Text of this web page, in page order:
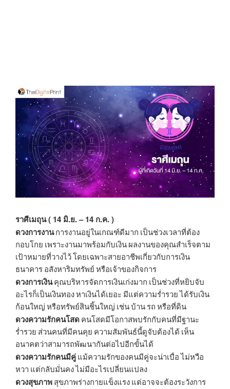
ราศีเมถุน ( 14 มิ.ย. – 14 ก.ค. )
ดวงการงานการงานอยู่ในเกณฑ์ดีมาก เป็นช่วงเวลาที่ต้อง
กอบโกย เพราะงานมาพร้อมกับเงิน ผลงานของคุณสำเร็จตาม
เป้าหมายที่วางไว้ โดยเฉพาะสายอาชีพเกี่ยวกับการเงิน
ธนาคาร อสังหาริมทรัพย์ หรือเจ้าของกิจการ
ดวงการเงินคุณบริหารจัดการเงินเก่งมาก เป็นช่วงที่หยิบจับ
อะไรก็เป็นเงินทอง หาเงินได้เยอะ มีแต่ความร่ำรวย ได้รับเงิน
ก้อนใหญ่ หรือทรัพย์สินชิ้นใหญ่ เช่น บ้าน รถ หรือที่ดิน
ดวงความรักคนโสด คนโสดมีโอกาสพบรักกับคนที่มีฐานะ
ร่ำรวย ส่วนคนที่มีคนคุย ความสัมพันธ์นี้ดูจับต้องได้ เห็น
อนาคตว่าสามารถพัฒนากันต่อไปอีกขั้นได้
ดวงความรักคนมีคู่ แม้ความรักของคนมีคู่จะน่าเบื่อ ไม่หวือ
หวา แต่กลับมั่นคง ไม่มีอะไรเปลี่ยนแปลง
ดวงสุขภาพ สุขภาพร่างกายแข็งแรง แต่อาจจะต้องระวังการ